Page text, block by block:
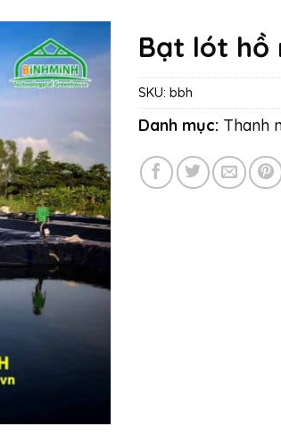
Bạt lót hồ
SKU: bbh
Danh mục: Thanh